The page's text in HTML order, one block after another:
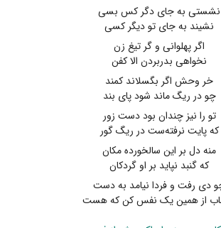
نشستی به جای دگر کس بسی
نشیند به جای تو دیگر کسی
اگر پهلوانی و گر تیغ زن
نخواهی بدربردن الا کفن
خر وحش اگر بگسلاند کمند
چو در ریگ ماند شود پای بند
تو را نیز چندان بود دست زور
که پایت نرفته‌ست در ریگ گور
منه دل بر این سالخورده مکان
که گنبد نپاید بر او گردکان
دی رفت و فردا نیامد به دست
از همین یک نفس کن که هست